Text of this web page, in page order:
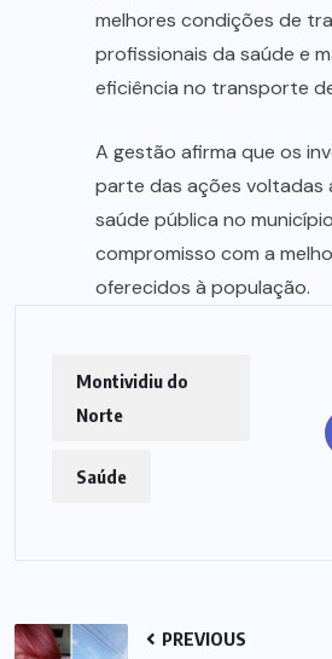
melhores condições de
profissionais da saúde e
eficiência no transporte
A gestão afirma que os
parte das ações voltadas
saúde pública no
compromisso com a
oferecidos à população.
Montividiu do
Norte
Saúde
PREVIOUS